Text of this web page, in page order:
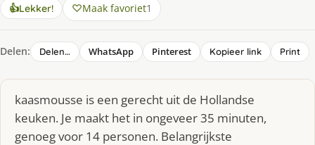
👍Lekker! Maak favoriet1
Delen: Delen… WhatsApp Pinterest Kopieer link Print
kaasmousse is een gerecht uit de Hollandse
keuken. Je maakt het in ongeveer 35 minuten,
genoeg voor 14 personen. Belangrijkste